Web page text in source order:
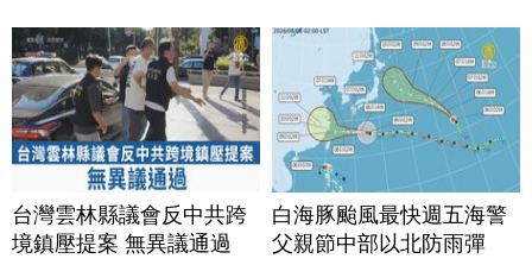
台灣雲林縣議會反中共跨
境鎮壓提案 無異議通過
白海豚颱風最快週五海警
父親節中部以北防雨彈